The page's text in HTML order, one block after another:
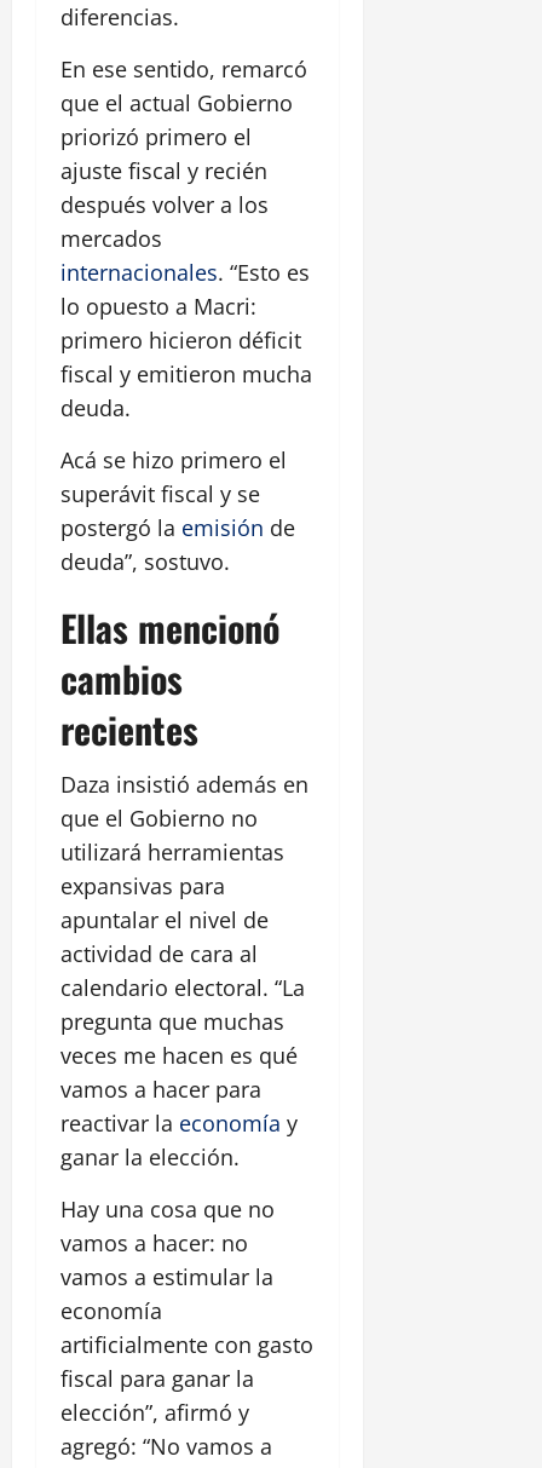
diferencias.
En ese sentido, remarcó
que el actual Gobierno
priorizó primero el
ajuste fiscal y recién
después volver a los
mercados
internacionales. “Esto es
lo opuesto a Macri:
primero hicieron déficit
fiscal y emitieron mucha
deuda.
Acá se hizo primero el
superávit fiscal y se
postergó la emisión de
deuda”, sostuvo.
Ellas mencionó
cambios
recientes
Daza insistió además en
que el Gobierno no
utilizará herramientas
expansivas para
apuntalar el nivel de
actividad de cara al
calendario electoral. “La
pregunta que muchas
veces me hacen es qué
vamos a hacer para
reactivar la economía y
ganar la elección.
Hay una cosa que no
vamos a hacer: no
vamos a estimular la
economía
artificialmente con gasto
fiscal para ganar la
elección”, afirmó y
agregó: “No vamos a